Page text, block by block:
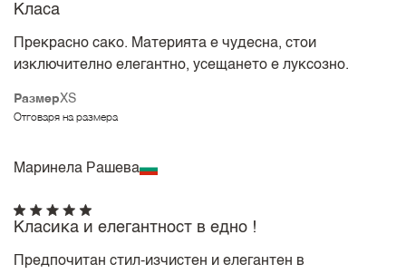
РазмерXS
Отговаря на размера
Класа
Прекрасно сако. Материята е чудесна, стои
изключително елегантно, усещането е луксозно.
Маринела Рашева
Класика и елегантност в едно !
Предпочитан стил-изчистен и елегантен в